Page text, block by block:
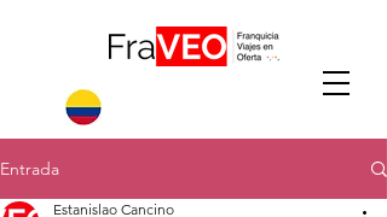
Entrada
Estanislao Cancino